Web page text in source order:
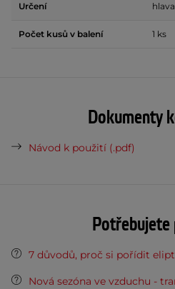
Určení hlava
Počet kusů v balení 1 ks
Dokumenty
Návod k použití (.pdf)
7 důvodů, proč si pořídit
Nová sezóna ve vzduchu -